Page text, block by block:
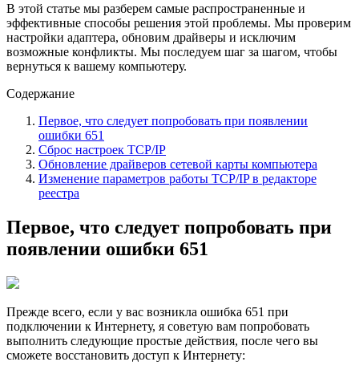
В этой статье мы разберем самые распространенные и
эффективные способы решения этой проблемы. Мы проверим
настройки адаптера, обновим драйверы и исключим
возможные конфликты. Мы последуем шаг за шагом, чтобы
вернуться к вашему компьютеру.
Содержание
Первое, что следует попробовать при появлении
ошибки 651
Сброс настроек TCP/IP
Обновление драйверов сетевой карты компьютера
Изменение параметров работы TCP/IP в редакторе
реестра
Первое, что следует попробовать при
появлении ошибки 651
Прежде всего, если у вас возникла ошибка 651 при
подключении к Интернету, я советую вам попробовать
выполнить следующие простые действия, после чего вы
сможете восстановить доступ к Интернету: